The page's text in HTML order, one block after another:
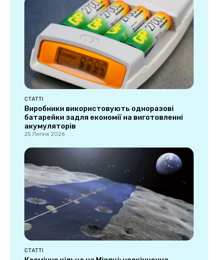
СТАТТІ
Виробники використовують одноразові
батарейки задля економії на виготовленні
акумуляторів
25 Липня 2026
СТАТТІ